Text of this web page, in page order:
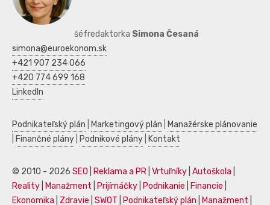
šéfredaktorka Simona Česaná
simona@euroekonom.sk
+421 907 234 066
+420 774 699 168
LinkedIn
Podnikateľský plán Marketingový plán
Manažérske plánovanie
Finančné plány Podnikové plány Kontakt
© 2010 - 2026 SEO Reklama a PR Vrtuľníky Autoškola
Reality
Manažment Prijímáčky Podnikanie Financie
Ekonomika
Zdravie SWOT Podnikateľský plán Manažment